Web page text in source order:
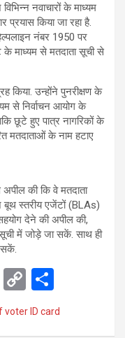
नवाचारों के माध्यम
प्रयास किया जा रहा है.
नंबर 1950 पर
के माध्यम से मतदाता सूची से
उन्होंने पुनरीक्षण के
से निर्वाचन आयोग के
छूटे हुए पात्र नागरिकों के
मतदाताओं के नाम हटाए
की कि वे मतदाता
बूथ स्तरीय एजेंटों (BLAs)
देने की अपील की,
में जोड़े जा सकें. साथ ही
सकें.
G
m
ail
C
o
py
h
ar
ID card